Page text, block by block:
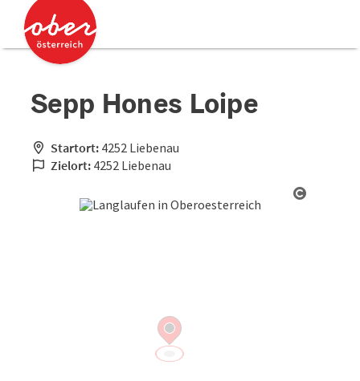
Zum Inhalt
Zum Seitenanfang
Sepp Hones Loipe
Startort: 4252 Liebenau
Zielort: 4252 Liebenau